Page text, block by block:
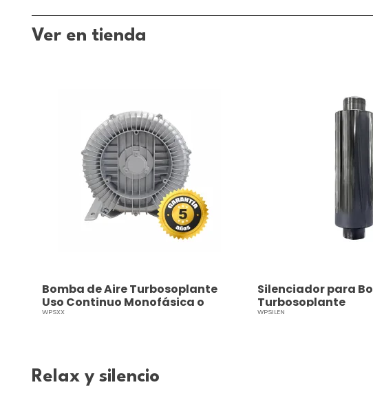
Ver en tienda
Bomba de Aire Turbosoplante
Uso Continuo Monofásica o
Trifásica
WPSXX
Silenciador para
Turbosoplante
WPSILEN
Relax y silencio